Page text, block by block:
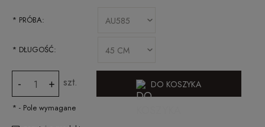
* PRÓBA:
* DŁUGOŚĆ:
- + szt. DO KOSZYKA
* - Pole wymagane